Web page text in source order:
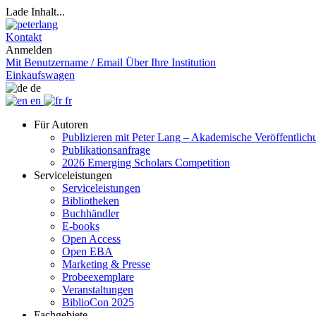
Lade Inhalt...
Kontakt
Anmelden
Mit Benutzername / Email Über Ihre Institution
Einkaufswagen
de
en
fr
Für Autoren
Publizieren mit Peter Lang – Akademische
Publikationsanfrage
2026 Emerging Scholars Competition
Serviceleistungen
Serviceleistungen
Bibliotheken
Buchhändler
E-books
Open Access
Open EBA
Marketing & Presse
Probeexemplare
Veranstaltungen
BiblioCon 2025